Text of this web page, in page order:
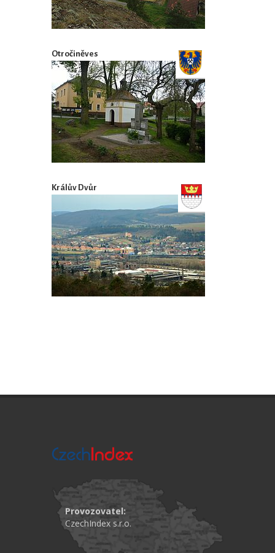
Otročiněves
Králův Dvůr
Provozovatel:
CzechIndex s.r.o.